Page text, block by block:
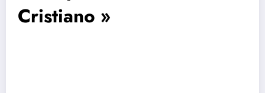
Cristiano »